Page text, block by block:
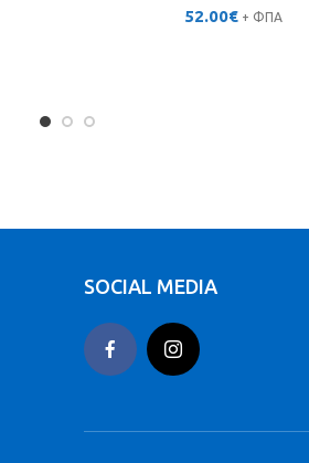
52.00€ + ΦΠΑ
SOCIAL MEDIA